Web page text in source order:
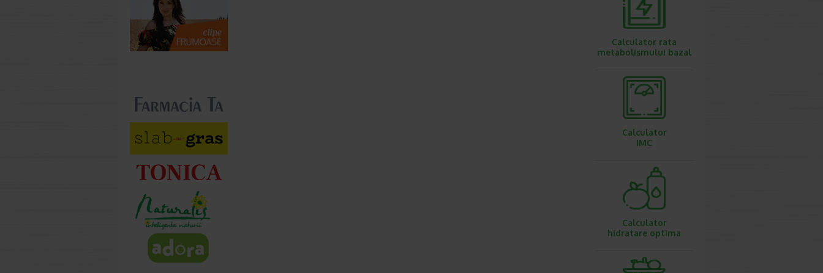
Calculator rata
metabolismului bazal
Calculator
IMC
Calculator
hidratare optima